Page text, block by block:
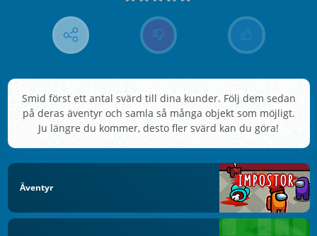
Smid först ett antal svärd till dina kunder. Följ dem sedan
på deras äventyr och samla så många objekt som möjligt.
Ju längre du kommer, desto fler svärd kan du göra!
Äventyr